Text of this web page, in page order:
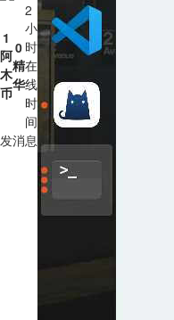
1
阿
木
币
0
精
华
2
小
时
在
线
时
间
发消息